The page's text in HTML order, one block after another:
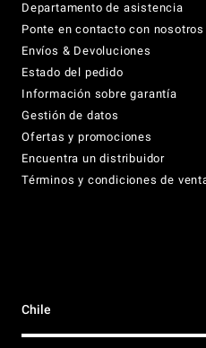
Departamento de asistencia
Ponte en contacto con nosotros
Envíos & Devoluciones
Estado del pedido
Información sobre garantía
Gestión de datos
Ofertas y promociones
Encuentra un distribuidor
Términos y condiciones de
Chile